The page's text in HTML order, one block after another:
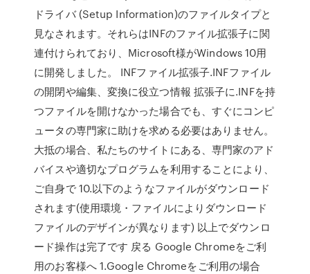
ドライバ (Setup Information)のファイルタイプと
見なされます。それらはINFのファイル拡張子に関
連付けられており、Microsoft様がWindows 10用
に開発しました。 INFファイル拡張子.INFファイル
の開閉や編集、変換に役立つ情報 拡張子に.INFを持
つファイルを開けなかった場合でも、すぐにコンピ
ュータの専門家に助けを求める必要はありません。
大抵の場合、私たちのサイトにある、専門家のアド
バイスや適切なプログラムを利用することにより、
ご自身で 10.以下のようなファイルがダウンロード
されます(使用環境・ファイルによりダウンロード
ファイルのデザインが異なります) 以上でダウンロ
ード操作は完了です 戻る Google Chromeをご利
用のお客様へ 1.Google Chromeをご利用の場合